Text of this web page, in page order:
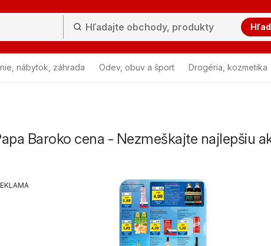
nábytok, záhrada Odev, obuv a šport Drogéria, kozmetika
Baroko cena - Nezmeškajte najlepšiu